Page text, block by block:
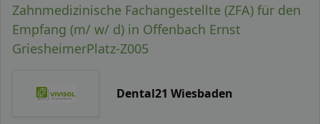
Zahnmedizinische Fachangestellte (ZFA) für den
Empfang (m/ w/ d) in Offenbach Ernst
GriesheimerPlatz-Z005
Dental21 Wiesbaden